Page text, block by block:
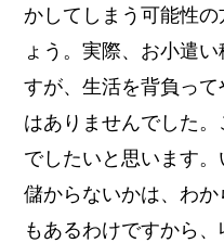
かしてしまう可能性
ょう。実際、お小遣
すが、生活を背負っ
はありませんでした
でしたいと思います。
儲からないかは、わ
もあるわけですから